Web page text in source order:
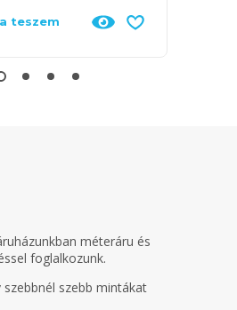
teszem
méteráru és
foglalkozunk.
szebbnél szebb mintákat